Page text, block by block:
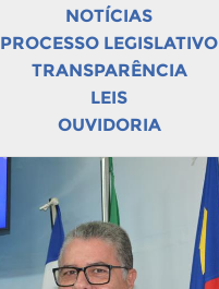
NOTÍCIAS
PROCESSO LEGISLATIVO
TRANSPARÊNCIA
LEIS
OUVIDORIA